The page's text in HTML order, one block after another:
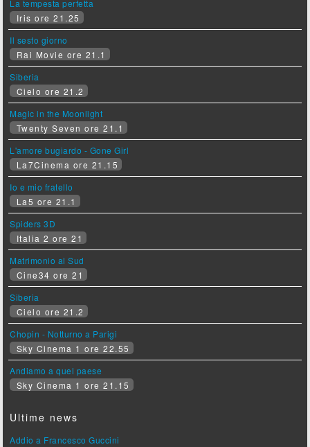
La tempesta perfetta
Iris ore 21.25
Il sesto giorno
Rai Movie ore 21.1
Siberia
Cielo ore 21.2
Magic in the Moonlight
Twenty Seven ore 21.1
L'amore bugiardo - Gone Girl
La7Cinema ore 21.15
Io e mio fratello
La5 ore 21.1
Spiders 3D
Italia 2 ore 21
Matrimonio al Sud
Cine34 ore 21
Siberia
Cielo ore 21.2
Chopin - Notturno a Parigi
Sky Cinema 1 ore 22.55
Andiamo a quel paese
Sky Cinema 1 ore 21.15
Ultime news
Addio a Francesco Guccini